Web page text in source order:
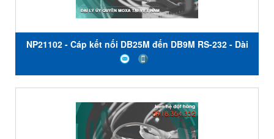
NP21102 - Cáp kết nối DB25M đến DB9M RS-232 - Dài
30 cm - Dành cho DE-211 - Moxa Việt Nam